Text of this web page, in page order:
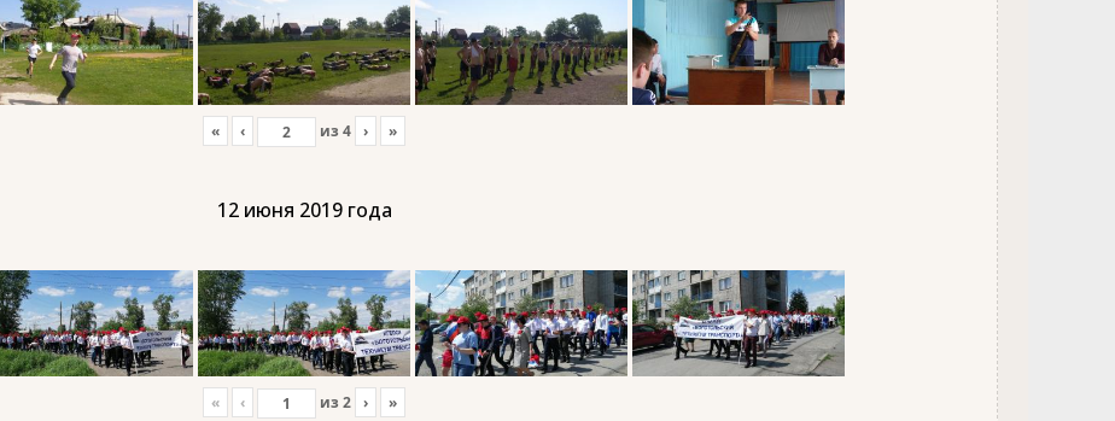
« ‹ из 4 › »
12 июня 2019 года
« ‹ из 2 › »